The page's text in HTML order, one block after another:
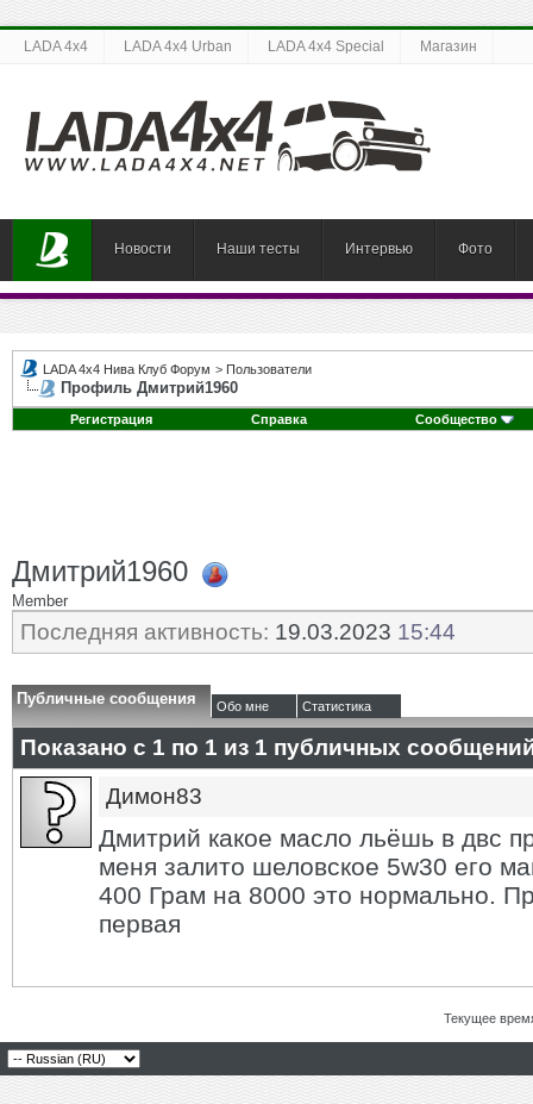
LADA 4x4 LADA 4x4 Urban LADA 4x4 Special Магазин
Новости Наши тесты Интервью Фото
LADA 4x4 Нива Клуб Форум > Пользователи
Профиль Дмитрий1960
Регистрация Справка Сообщество
Дмитрий1960
Member
Последняя активность: 19.03.2023 15:44
Публичные сообщения Обо мне Статистика
Показано с 1 по 1 из 1 публичных
Димон83
Дмитрий какое масло льёшь в двс
меня залито шеловское 5w30 его
400 Грам на 8000 это нормально.
первая
Текущее